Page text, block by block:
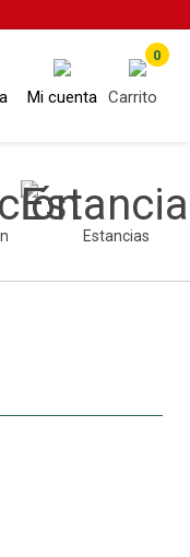
Mi cuenta
0
Carrito
Estancias